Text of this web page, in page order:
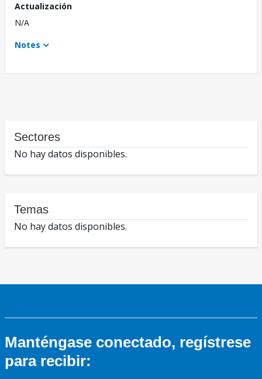
Actualización
N/A
Notes
Sectores
No hay datos disponibles.
Temas
No hay datos disponibles.
Manténgase conectado, regístrese
para recibir: